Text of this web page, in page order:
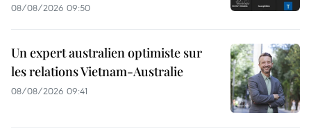
08/08/2026 09:50
Un expert australien optimiste sur
les relations Vietnam-Australie
08/08/2026 09:41